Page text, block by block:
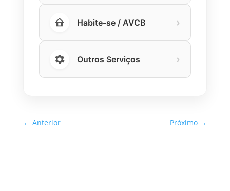
Habite-se / AVCB ›
Outros Serviços ›
← Anterior Próximo →